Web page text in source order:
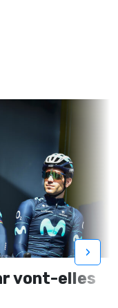
vont-elles
›